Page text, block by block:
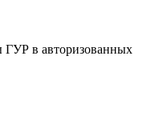
ГУР в авторизованных